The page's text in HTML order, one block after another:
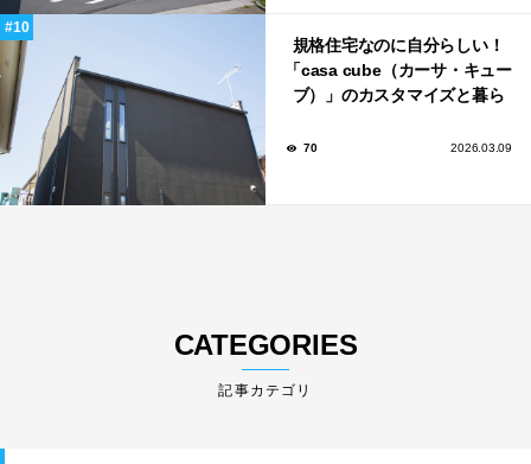
規格住宅なのに自分らしい！
「casa cube（カーサ・キュー
ブ）」のカスタマイズと暮ら
70 2026.03.09
CATEGORIES